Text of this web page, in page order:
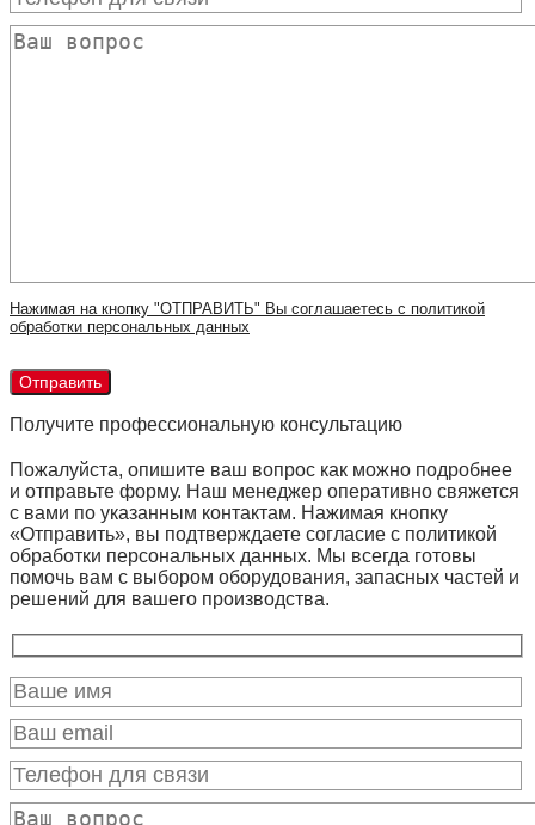
Нажимая на кнопку "ОТПРАВИТЬ" Вы соглашаетесь с политикой
обработки персональных данных
Получите профессиональную консультацию
Пожалуйста, опишите ваш вопрос как можно подробнее
и отправьте форму. Наш менеджер оперативно свяжется
с вами по указанным контактам. Нажимая кнопку
«Отправить», вы подтверждаете согласие с политикой
обработки персональных данных. Мы всегда готовы
помочь вам с выбором оборудования, запасных частей и
решений для вашего производства.